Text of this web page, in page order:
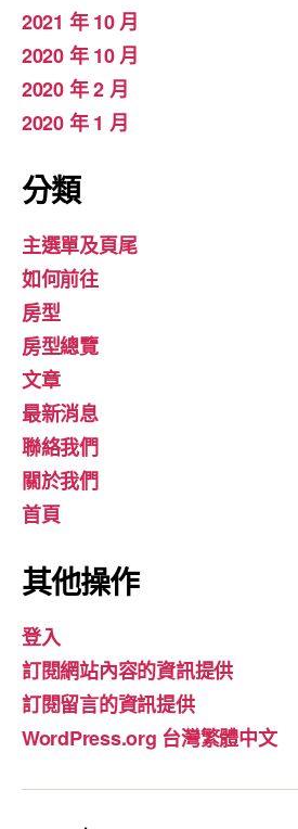
2021 年 10 月
2020 年 10 月
2020 年 2 月
2020 年 1 月
分類
主選單及頁尾
如何前往
房型
房型總覽
文章
最新消息
聯絡我們
關於我們
首頁
其他操作
登入
訂閱網站內容的資訊提供
訂閱留言的資訊提供
WordPress.org 台灣繁體中文